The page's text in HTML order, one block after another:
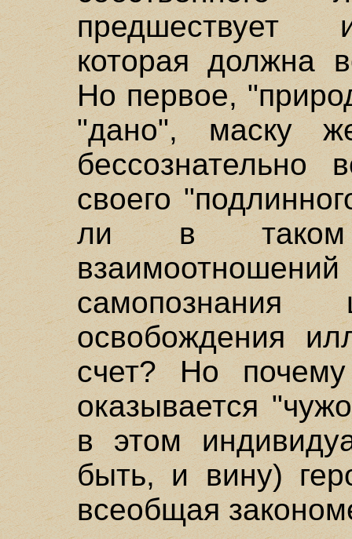
предшествует
которая должна
Но первое,
"дано", маску
бессознательно
своего
ли в таком
самопознания
освобождения
счет? Но
оказывается
в этом
быть, и вину)
всеобщая